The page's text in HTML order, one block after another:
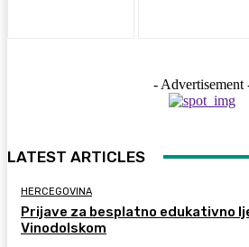
- Advertisement
LATEST ARTICLES
HERCEGOVINA
Prijave za besplatno edukativno
Vinodolskom